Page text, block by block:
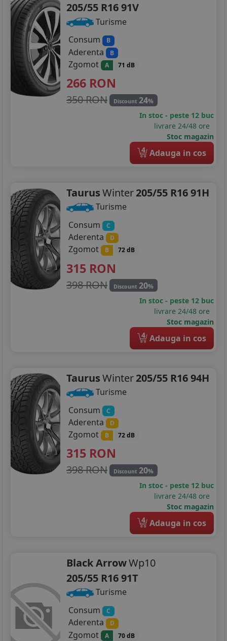
235/55R17
235/45R18
235/50R18
245/45R19
205/55 R16 91V
Turisme
Consum
B
Aderenta B
Zgomot A 71 dB
266 RON
350 RON Discount 24%
In stoc - peste 12 buc
livrare 24/48 ore
Stoc magazin
4 Adauga in cos
TaurusWinter205/55 R16 91H
Turisme
Consum
C
Aderenta D
Zgomot B 72 dB
315 RON
398 RON Discount 20%
In stoc - peste 12 buc
livrare 24/48 ore
Stoc magazin
4 Adauga in cos
TaurusWinter205/55 R16 94H
Turisme
Consum
C
Aderenta D
Zgomot B 72 dB
315 RON
398 RON Discount 20%
In stoc - peste 12 buc
livrare 24/48 ore
Stoc magazin
4 Adauga in cos
Black ArrowWp10
205/55 R16 91T
Turisme
Consum
C
Aderenta D
Zgomot A 70 dB